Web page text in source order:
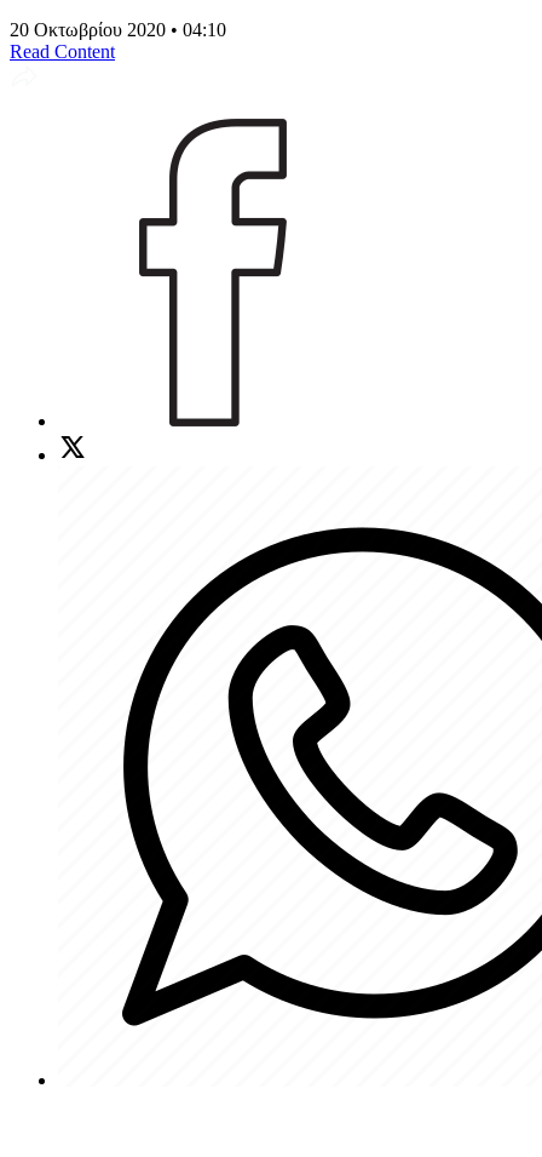
20 Οκτωβρίου 2020 • 04:10
Read Content